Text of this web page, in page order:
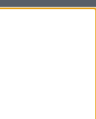
e às suas
que esta
com o